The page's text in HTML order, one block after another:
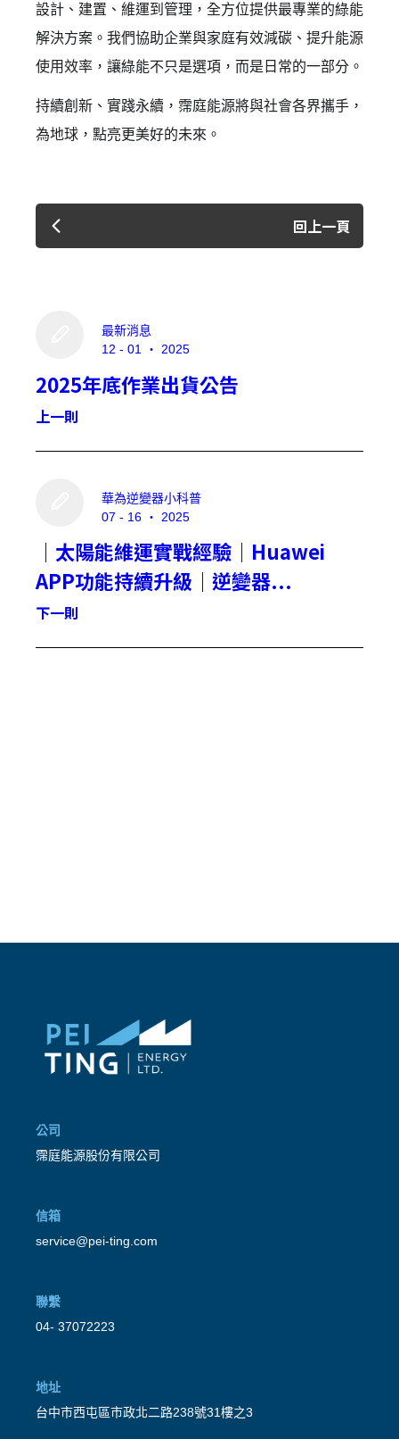
會員登入
登 入
只要再完成幾個步驟，即可完成帳號的註冊程序，
設計、建置、維運到管理，全方位提供最專業的綠能
解決方案。我們協助企業與家庭有效減碳、提升能源
使用效率，讓綠能不只是選項，而是日常的一部分。
持續創新、實踐永續，霈庭能源將與社會各界攜手，
為地球，點亮更美好的未來。
回上一頁
最新消息
12 - 01 ‧ 2025
2025年底作業出貨公告
上一則
華為逆變器小科普
07 - 16 ‧ 2025
｜太陽能維運實戰經驗｜Huawei
APP功能持續升級｜逆變器...
下一則
公司
霈庭能源股份有限公司
信箱
service@pei-ting.com
聯繫
04- 37072223
地址
台中市西屯區市政北二路238號31樓之3